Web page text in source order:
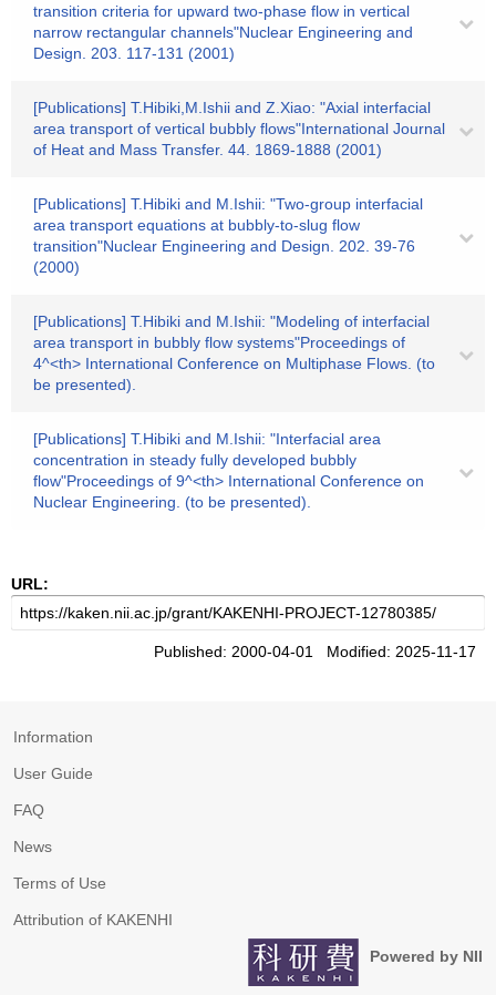
transition criteria for upward two-phase flow in vertical
narrow rectangular channels"Nuclear Engineering and
Design. 203. 117-131 (2001)
[Publications] T.Hibiki,M.Ishii and Z.Xiao: "Axial interfacial
area transport of vertical bubbly flows"International Journal
of Heat and Mass Transfer. 44. 1869-1888 (2001)
[Publications] T.Hibiki and M.Ishii: "Two-group interfacial
area transport equations at bubbly-to-slug flow
transition"Nuclear Engineering and Design. 202. 39-76
(2000)
[Publications] T.Hibiki and M.Ishii: "Modeling of interfacial
area transport in bubbly flow systems"Proceedings of
4^<th> International Conference on Multiphase Flows. (to
be presented).
[Publications] T.Hibiki and M.Ishii: "Interfacial area
concentration in steady fully developed bubbly
flow"Proceedings of 9^<th> International Conference on
Nuclear Engineering. (to be presented).
URL:
Published: 2000-04-01 Modified: 2025-11-17
Information
User Guide
FAQ
News
Terms of Use
Attribution of KAKENHI
Powered by NII